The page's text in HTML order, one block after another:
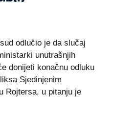
odlučio je da slučaj
unutrašnjih
donijeti konačnu odluku
Sjedinjenim
Rojtersa, u pitanju je